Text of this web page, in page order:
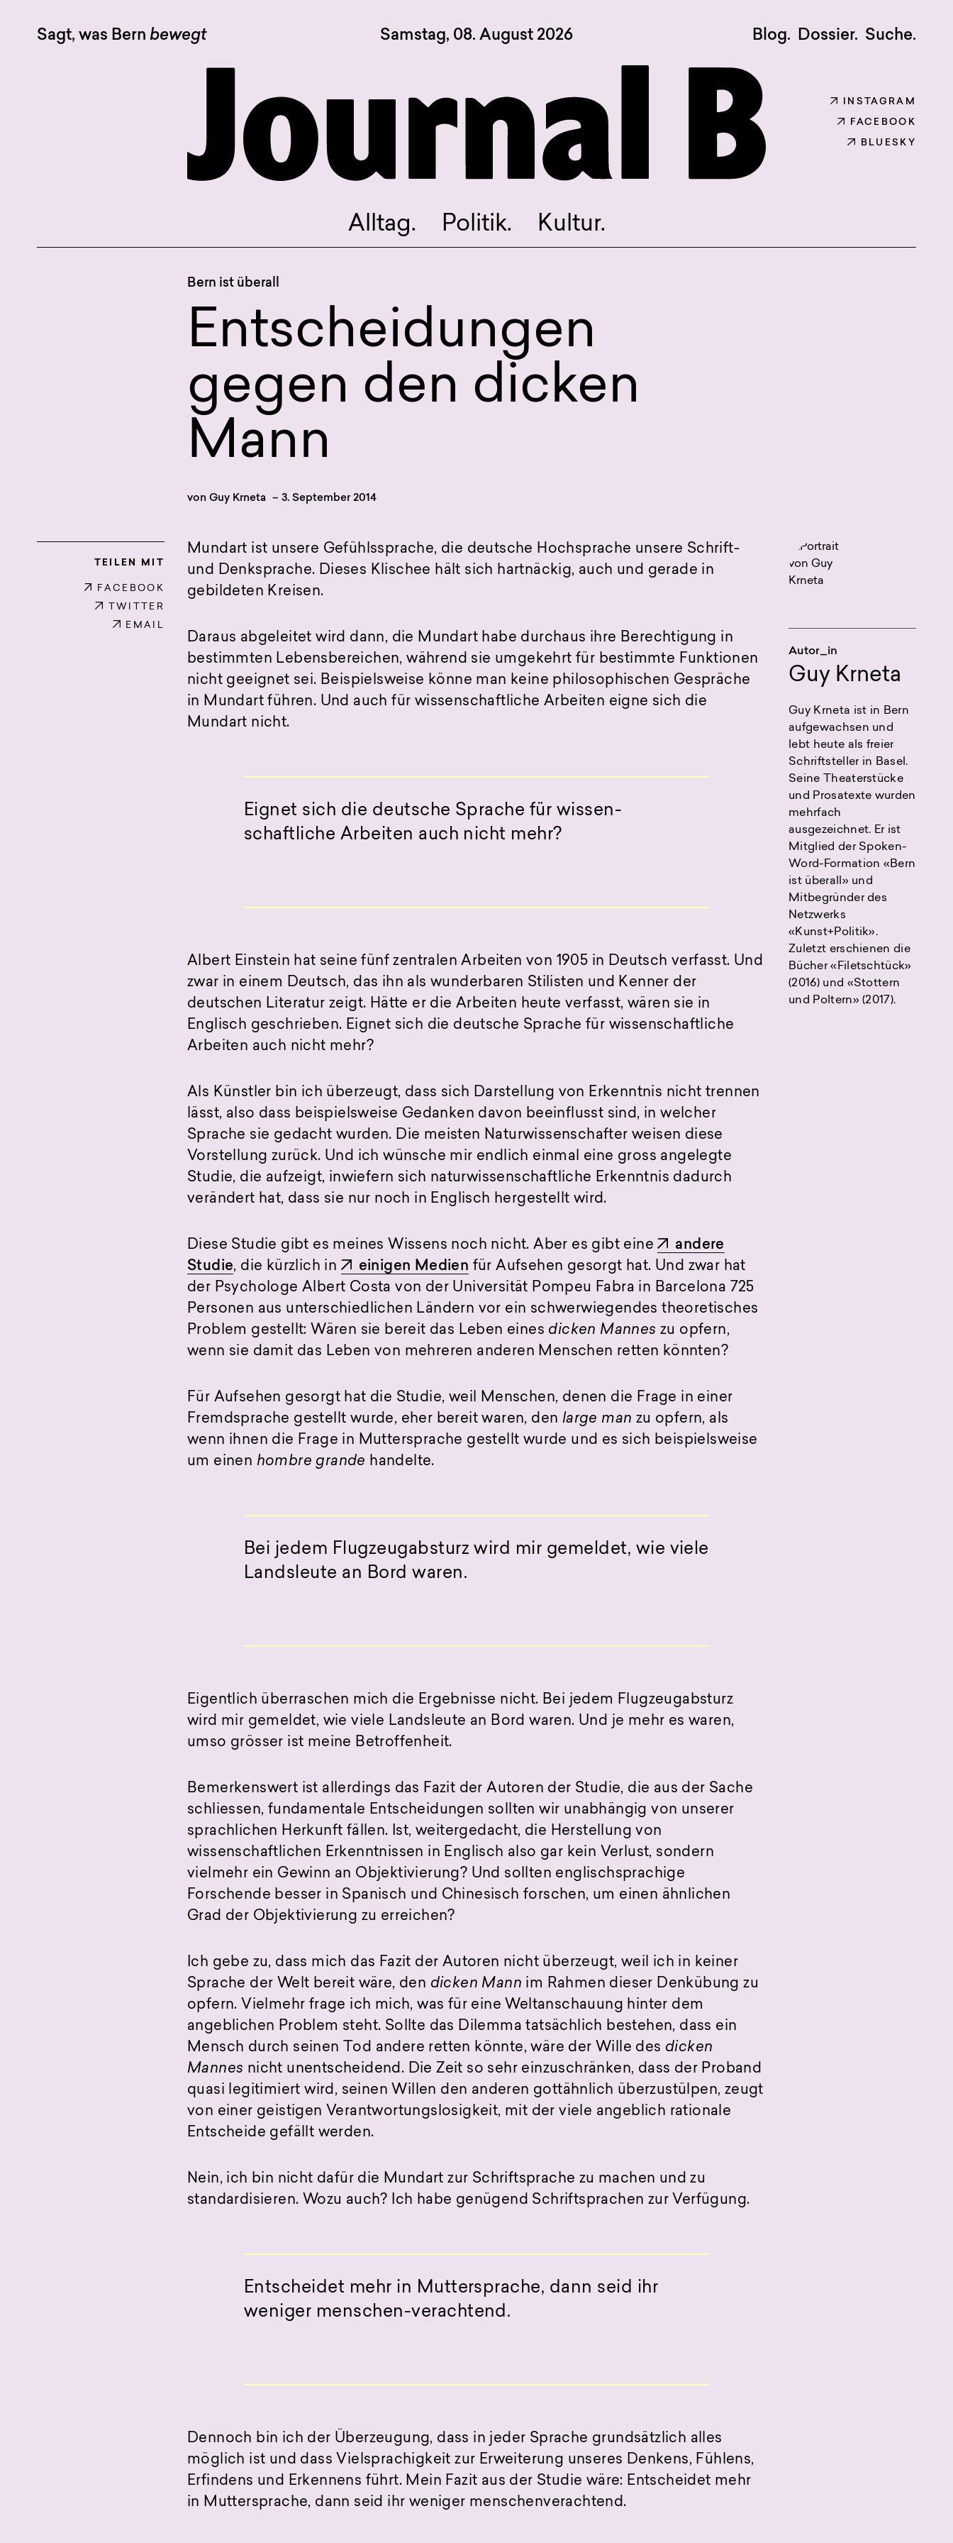
Samstag, 08. August 2026
INSTAGRAM
FACEBOOK
BLUESKY
Alltag. Politik. Kultur.
Sagt, was Bern bewegt Blog. Dossier. Suche.
Blog.
Suche.
Bern ist überall
Entscheidungen
gegen den dicken
Mann
von Guy Krneta – 3. September 2014
TEILEN MIT
FACEBOOK
TWITTER
EMAIL
Mundart ist unsere Gefühlssprache, die deutsche Hochsprache unsere Schrift-
und Denksprache. Dieses Klischee hält sich hartnäckig, auch und gerade in
gebildeten Kreisen.
Daraus abgeleitet wird dann, die Mundart habe durchaus ihre Berechtigung in
bestimmten Lebensbereichen, während sie umgekehrt für bestimmte Funktionen
nicht geeignet sei. Beispielsweise könne man keine philosophischen Gespräche
in Mundart führen. Und auch für wissenschaftliche Arbeiten eigne sich die
Mundart nicht.
Eignet sich die deutsche Sprache für wissen-
schaftliche Arbeiten auch nicht mehr?
Albert Einstein hat seine fünf zentralen Arbeiten von 1905 in Deutsch verfasst. Und
zwar in einem Deutsch, das ihn als wunderbaren Stilisten und Kenner der
deutschen Literatur zeigt. Hätte er die Arbeiten heute verfasst, wären sie in
Englisch geschrieben. Eignet sich die deutsche Sprache für wissenschaftliche
Arbeiten auch nicht mehr?
Als Künstler bin ich überzeugt, dass sich Darstellung von Erkenntnis nicht trennen
lässt, also dass beispielsweise Gedanken davon beeinflusst sind, in welcher
Sprache sie gedacht wurden. Die meisten Naturwissenschafter weisen diese
Vorstellung zurück. Und ich wünsche mir endlich einmal eine gross angelegte
Studie, die aufzeigt, inwiefern sich naturwissenschaftliche Erkenntnis dadurch
verändert hat, dass sie nur noch in Englisch hergestellt wird.
Diese Studie gibt es meines Wissens noch nicht. Aber es gibt eine
andere
Studie, die kürzlich in einigen Medien für Aufsehen gesorgt hat. Und zwar hat
der Psychologe Albert Costa von der Universität Pompeu Fabra in Barcelona 725
Personen aus unterschiedlichen Ländern vor ein schwerwiegendes theoretisches
Problem gestellt: Wären sie bereit das Leben eines dicken Mannes zu opfern,
wenn sie damit das Leben von mehreren anderen Menschen retten könnten?
Für Aufsehen gesorgt hat die Studie, weil Menschen, denen die Frage in einer
Fremdsprache gestellt wurde, eher bereit waren, den large man zu opfern, als
wenn ihnen die Frage in Muttersprache gestellt wurde und es sich beispielsweise
um einen hombre grande handelte.
Bei jedem Flugzeugabsturz wird mir gemeldet, wie viele
Landsleute an Bord waren.
Eigentlich überraschen mich die Ergebnisse nicht. Bei jedem Flugzeugabsturz
wird mir gemeldet, wie viele Landsleute an Bord waren. Und je mehr es waren,
umso grösser ist meine Betroffenheit.
Bemerkenswert ist allerdings das Fazit der Autoren der Studie, die aus der Sache
schliessen, fundamentale Entscheidungen sollten wir unabhängig von unserer
sprachlichen Herkunft fällen. Ist, weitergedacht, die Herstellung von
wissenschaftlichen Erkenntnissen in Englisch also gar kein Verlust, sondern
vielmehr ein Gewinn an Objektivierung? Und sollten englischsprachige
Forschende besser in Spanisch und Chinesisch forschen, um einen ähnlichen
Grad der Objektivierung zu erreichen?
Ich gebe zu, dass mich das Fazit der Autoren nicht überzeugt, weil ich in keiner
Sprache der Welt bereit wäre, den dicken Mann im Rahmen dieser Denkübung zu
opfern. Vielmehr frage ich mich, was für eine Weltanschauung hinter dem
angeblichen Problem steht. Sollte das Dilemma tatsächlich bestehen, dass ein
Mensch durch seinen Tod andere retten könnte, wäre der Wille des dicken
Mannes nicht unentscheidend. Die Zeit so sehr einzuschränken, dass der Proband
quasi legitimiert wird, seinen Willen den anderen gottähnlich überzustülpen, zeugt
von einer geistigen Verantwortungslosigkeit, mit der viele angeblich rationale
Entscheide gefällt werden.
Nein, ich bin nicht dafür die Mundart zur Schriftsprache zu machen und zu
standardisieren. Wozu auch? Ich habe genügend Schriftsprachen zur Verfügung.
Entscheidet mehr in Muttersprache, dann seid ihr
weniger menschen-verachtend.
Dennoch bin ich der Überzeugung, dass in jeder Sprache grundsätzlich alles
möglich ist und dass Vielsprachigkeit zur Erweiterung unseres Denkens, Fühlens,
Erfindens und Erkennens führt. Mein Fazit aus der Studie wäre: Entscheidet mehr
in Muttersprache, dann seid ihr weniger menschenverachtend.
Autor_in
Guy Krneta
Guy Krneta ist in Bern
aufgewachsen und
lebt heute als freier
Schriftsteller in Basel.
Seine Theaterstücke
und Prosatexte wurden
mehrfach
ausgezeichnet. Er ist
Mitglied der Spoken-
Word-Formation «Bern
ist überall» und
Mitbegründer des
Netzwerks
«Kunst+Politik».
Zuletzt erschienen die
Bücher «Filetschtück»
(2016) und «Stottern
und Poltern» (2017).